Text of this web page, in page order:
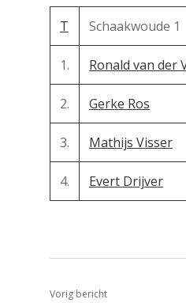
T Schaakwoude 1
1. Ronald van der
2. Gerke Ros
3. Mathijs Visser
4. Evert Drijver
Vorig bericht